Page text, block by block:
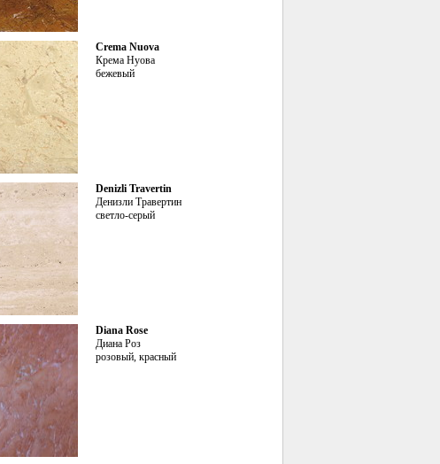
Crema Nuova
Крема Нуова
бежевый
Denizli Travertin
Денизли Травертин
светло-серый
Diana Rose
Диана Роз
розовый, красный